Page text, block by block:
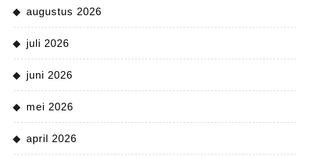
augustus 2026
juli 2026
juni 2026
mei 2026
april 2026